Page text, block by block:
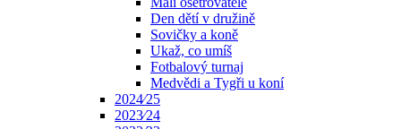
Den dětí v družině
Sovičky a koně
Ukaž, co umíš
Fotbalový turnaj
Medvědi a Tygři u koní
2024⁄25
2023⁄24